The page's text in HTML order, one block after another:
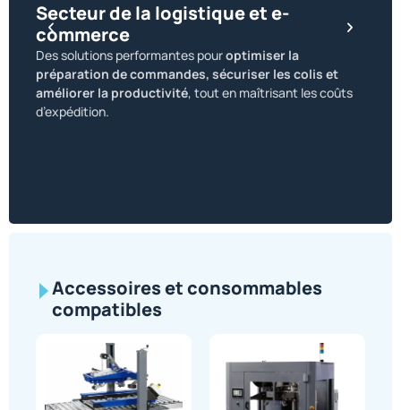
Secteur de la logistique et e-
commerce
Des solutions performantes pouroptimiser la
préparation de commandes, sécuriser les colis et
améliorer la productivité, tout en maîtrisant les coûts
d’expédition.
Accessoires et consommables
compatibles